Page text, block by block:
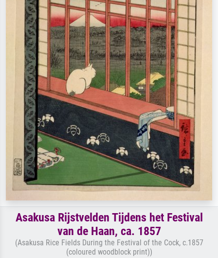
Asakusa Rijstvelden Tijdens het Festival
van de Haan, ca. 1857
(Asakusa Rice Fields During the Festival of the Cock, c.1857
(coloured woodblock print))